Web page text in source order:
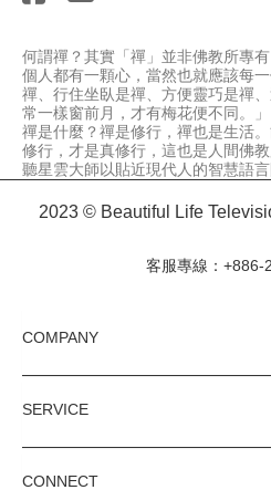
何謂禪？其實「禪」並非佛教所專
個人都有一顆心，當然也就應該每
禪、行住坐臥是禪、方便靈巧是禪
常一樣窗前月，才有梅花便不同。」
禪是什麼？禪是修行，禪也是生活
修行，才是真修行，這也是人間佛
聽星雲大師以貼近現代人的智慧語言
2023 © Beautiful Life
客服專線：+886-
COMPANY
SERVICE
CONNECT